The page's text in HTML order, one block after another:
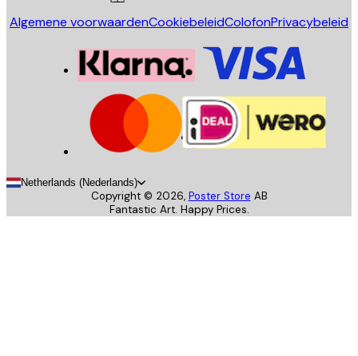
Algemene voorwaardenCookiebeleidColofonPrivacybeleid
Netherlands (Nederlands)
Copyright © 2026, Poster Store AB
Fantastic Art. Happy Prices.